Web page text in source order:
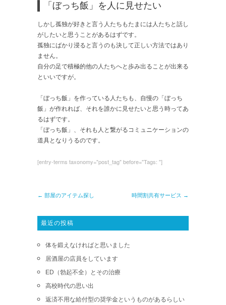
「ぼっち飯」を人に見せたい
しかし孤独が好きと言う人たちもたまには人たちと話し
がしたいと思うことがあるはずです。
孤独にばかり浸ると言うのも決して正しい方法ではあり
ません。
自分の足で積極的他の人たちへと歩み出ることが出来る
といいですが。
「ぼっち飯」を作っている人たちも、自慢の「ぼっち
飯」が作れれば、それを誰かに見せたいと思う時ってあ
るはずです。
「ぼっち飯」、それも人と繋がるコミュニケーションの
道具となりうるのです。
[entry-terms taxonomy="post_tag" before="Tags: "]
← 部屋のアイテム探し 時間割共有サービス →
最近の投稿
体を鍛えなければと思いました
居酒屋の店員をしています
ED（勃起不全）とその治療
高校時代の思い出
返済不用な給付型の奨学金というものがあるらしい